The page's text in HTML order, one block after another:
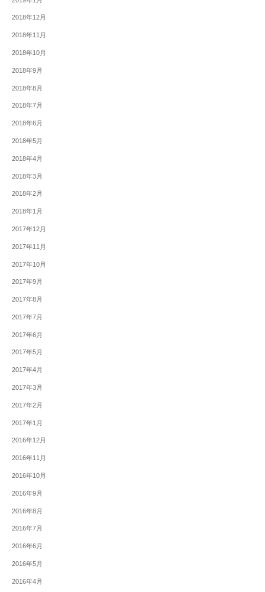
2018年12月
2018年11月
2018年10月
2018年9月
2018年8月
2018年7月
2018年6月
2018年5月
2018年4月
2018年3月
2018年2月
2018年1月
2017年12月
2017年11月
2017年10月
2017年9月
2017年8月
2017年7月
2017年6月
2017年5月
2017年4月
2017年3月
2017年2月
2017年1月
2016年12月
2016年11月
2016年10月
2016年9月
2016年8月
2016年7月
2016年6月
2016年5月
2016年4月